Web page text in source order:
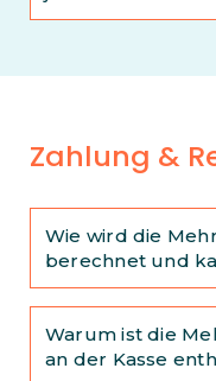
Zahlung &
Wie wird die
berechnet und
Warum ist die
an der Kasse